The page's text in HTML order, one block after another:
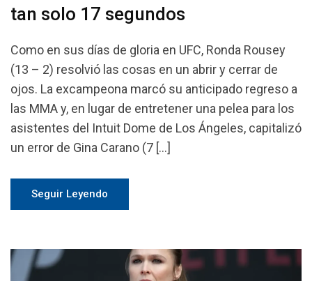
tan solo 17 segundos
Como en sus días de gloria en UFC, Ronda Rousey
(13 – 2) resolvió las cosas en un abrir y cerrar de
ojos. La excampeona marcó su anticipado regreso a
las MMA y, en lugar de entretener una pelea para los
asistentes del Intuit Dome de Los Ángeles, capitalizó
un error de Gina Carano (7 […]
Seguir Leyendo